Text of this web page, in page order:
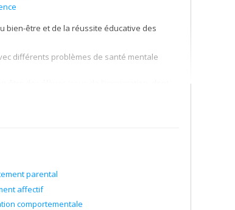
bien-être et de la réussite éducative des
différents problèmes de santé mentale
interculturel) et de la communauté sur
des services et des programmes
parental
affectif
comportementale